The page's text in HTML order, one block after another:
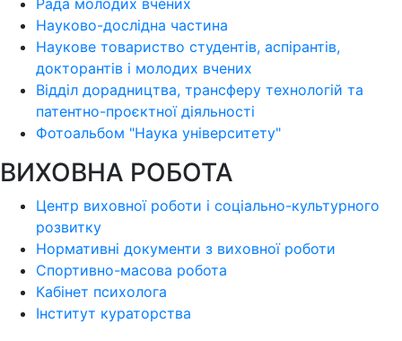
Рада молодих вчених
Науково-дослідна частина
Наукове товариство студентів, аспірантів,
докторантів і молодих вчених
Відділ дорадництва, трансферу технологій та
патентно-проєктної діяльності
Фотоальбом "Наука університету"
ВИХОВНА РОБОТА
Центр виховної роботи і соціально-культурного
розвитку
Нормативні документи з виховної роботи
Спортивно-масова робота
Кабінет психолога
Інститут кураторства